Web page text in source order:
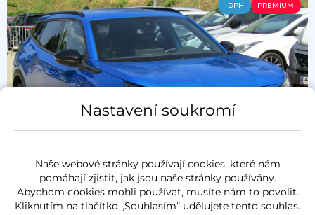
-DPH PREMIUM
Nastavení soukromí
Naše webové stránky používají cookies, které nám
pomáhají zjistit, jak jsou naše stránky používány.
Abychom cookies mohli používat, musíte nám to povolit.
Kliknutím na tlačítko „Souhlasím“ udělujete tento souhlas.